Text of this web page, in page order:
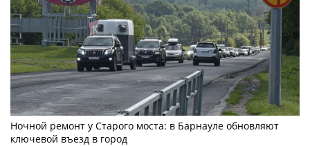
Ночной ремонт у Старого моста: в Барнауле обновляют
ключевой въезд в город